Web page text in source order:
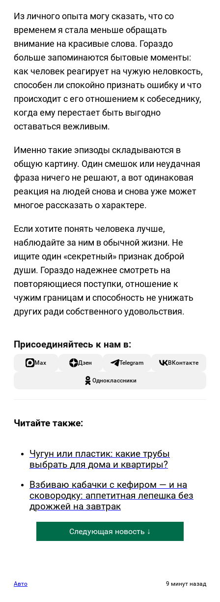
Из личного опыта могу сказать, что со
временем я стала меньше обращать
внимание на красивые слова. Гораздо
больше запоминаются бытовые моменты:
как человек реагирует на чужую неловкость,
способен ли спокойно признать ошибку и что
происходит с его отношением к собеседнику,
когда ему перестает быть выгодно
оставаться вежливым.
Именно такие эпизоды складываются в
общую картину. Один смешок или неудачная
фраза ничего не решают, а вот одинаковая
реакция на людей снова и снова уже может
многое рассказать о характере.
Если хотите понять человека лучше,
наблюдайте за ним в обычной жизни. Не
ищите один «секретный» признак доброй
души. Гораздо надежнее смотреть на
повторяющиеся поступки, отношение к
чужим границам и способность не унижать
других ради собственного удовольствия.
Max Дзен Telegram ВКонтакте
Одноклассники
Читайте также:
Чугун или пластик: какие трубы
выбрать для дома и квартиры?
Взбиваю кабачки с кефиром — и на
сковородку: аппетитная лепешка без
дрожжей на завтрак
Следующая новость ↓
Авто 9 минут назад